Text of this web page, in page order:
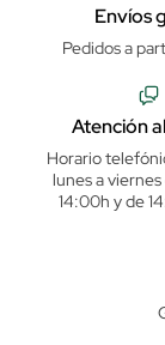
Envíos
Pedidos a
Atención
Horario
lunes a
14:00h y de